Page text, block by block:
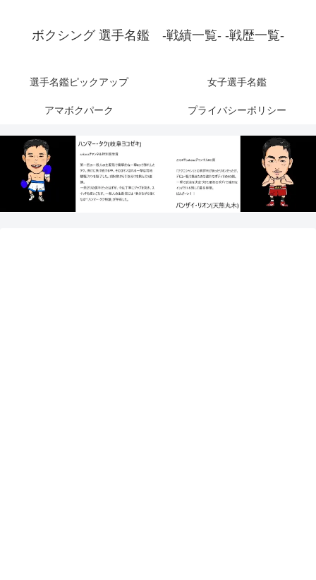
ボクシング 選手名鑑 -戦績一覧- -戦歴一覧-
選手名鑑ピックアップ 女子選手名鑑
アマボクパーク プライバシーポリシー